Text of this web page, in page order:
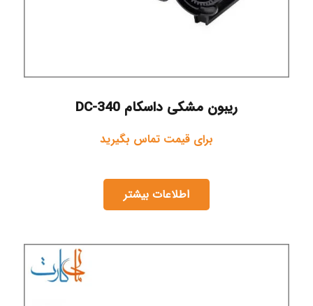
ریبون مشکی داسکام DC-340
برای قیمت تماس بگیرید
اطلاعات بیشتر